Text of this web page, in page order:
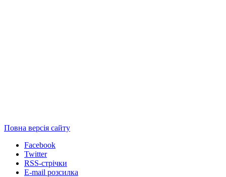
Повна версія сайту
Facebook
Twitter
RSS-стрічки
E-mail розсилка